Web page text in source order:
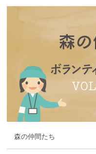
森の仲間たち